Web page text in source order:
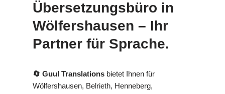
Übersetzungsbüro in
Wölfershausen – Ihr
Partner für Sprache.
🔄 Guul Translations bietet Ihnen für
Wölfershausen, Belrieth, Henneberg,